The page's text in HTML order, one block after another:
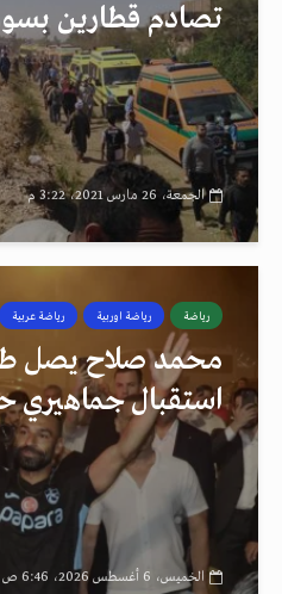
تصادم قطارين
الجمعة، 26 مارس 2021، 3:22 م
رياضة رياضة اوربية رياضة عربية
محمد صلاح يصل
استقبال جماهيري
الخميس، 6 أغسطس 2026، 6:46 ص